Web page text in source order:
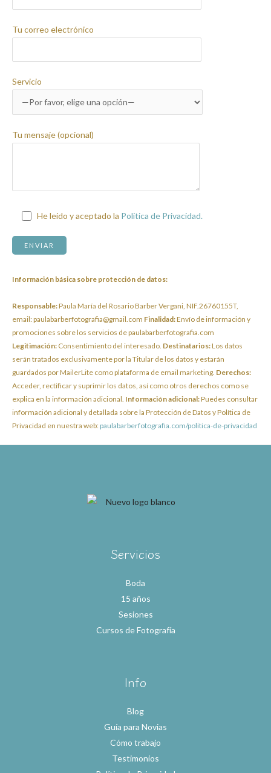
k
a
Tu correo electrónico
Servicio
Tu mensaje (opcional)
He leido y aceptado la Política de Privacidad.
Información básica sobre protección de datos:
Responsable:Paula María del Rosario Barber Vergani, NIF.26760155T,
email: paulabarberfotografia@gmail.com Finalidad:Envío de información y
promociones sobre los servicios de paulabarberfotografia.com
Legitimación: Consentimiento del interesado. Destinatarios:Los datos
serán tratados exclusivamente por la Titular de los datos y estarán
guardados por MailerLite como plataforma de email marketing. Derechos:
Acceder, rectificar y suprimir los datos, así como otros derechos como se
explica en la información adicional. Información adicional:Puedes consultar
información adicional y detallada sobre la Protección de Datos y Política de
Privacidad en nuestra web: paulabarberfotografia.com/politica-de-privacidad
Servicios
Boda
15 años
Sesiones
Cursos de Fotografía
Info
Blog
Guía para Novias
Cómo trabajo
Testimonios